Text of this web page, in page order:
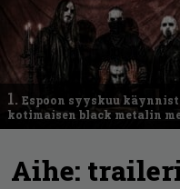
1. Espoon syyskuu
kotimaisen black metalin
Aihe: